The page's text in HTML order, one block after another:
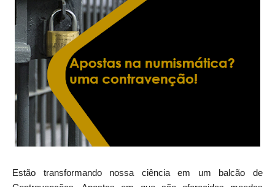
Estão transformando nossa ciência em um balcão de